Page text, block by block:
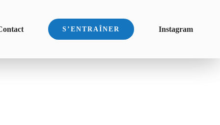
S’ENTRAÎNER Instagram